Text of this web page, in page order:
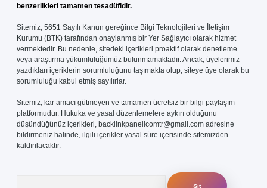
benzerlikleri tamamen tesadüfidir.
Sitemiz, 5651 Sayılı Kanun gereğince Bilgi Teknolojileri ve İletişim
Kurumu (BTK) tarafından onaylanmış bir Yer Sağlayıcı olarak hizmet
vermektedir. Bu nedenle, sitedeki içerikleri proaktif olarak denetleme
veya araştırma yükümlülüğümüz bulunmamaktadır. Ancak, üyelerimiz
yazdıkları içeriklerin sorumluluğunu taşımakta olup, siteye üye olarak bu
sorumluluğu kabul etmiş sayılırlar.
Sitemiz, kar amacı gütmeyen ve tamamen ücretsiz bir bilgi paylaşım
platformudur. Hukuka ve yasal düzenlemelere aykırı olduğunu
düşündüğünüz içerikleri, backlinkpanelicomtr@gmail.com adresine
bildirmeniz halinde, ilgili içerikler yasal süre içerisinde sitemizden
kaldırılacaktır.